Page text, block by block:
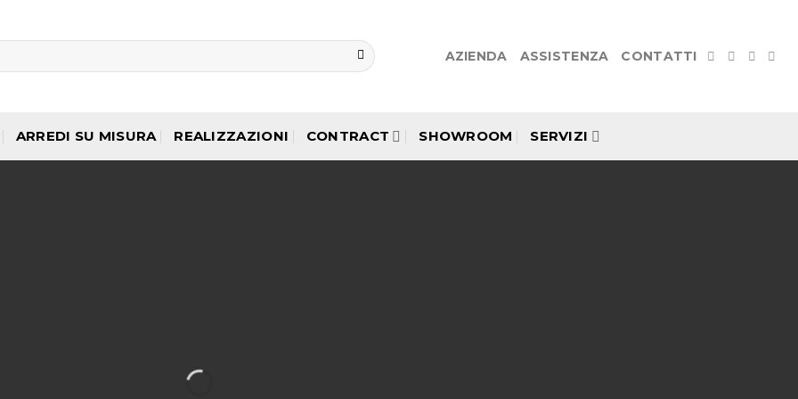
AZIENDA ASSISTENZA CONTATTI
ARREDI SU MISURA REALIZZAZIONI CONTRACT SHOWROOM SERVIZI